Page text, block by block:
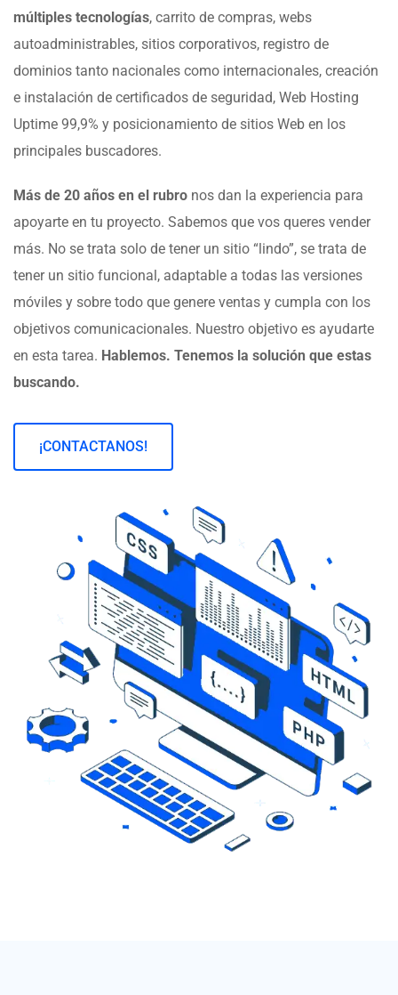
múltiples tecnologías, carrito de compras, webs
autoadministrables, sitios corporativos, registro de
dominios tanto nacionales como internacionales, creación
e instalación de certificados de seguridad, Web Hosting
Uptime 99,9% y posicionamiento de sitios Web en los
principales buscadores.
Más de 20 años en el rubro nos dan la experiencia para
apoyarte en tu proyecto. Sabemos que vos queres vender
más. No se trata solo de tener un sitio “lindo”, se trata de
tener un sitio funcional, adaptable a todas las versiones
móviles y sobre todo que genere ventas y cumpla con los
objetivos comunicacionales. Nuestro objetivo es ayudarte
en esta tarea. Hablemos. Tenemos la solución que estas
buscando.
¡CONTACTANOS!